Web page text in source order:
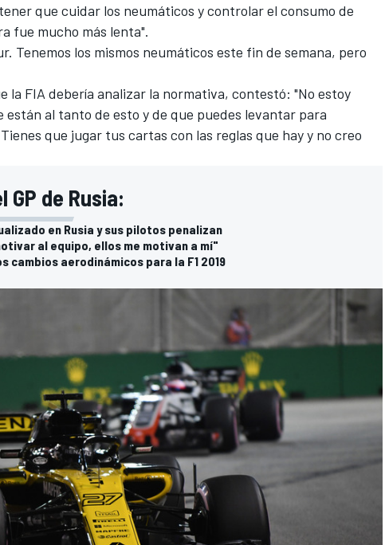
que cuidar los neumáticos y controlar el consumo de
fue mucho más lenta".
Tenemos los mismos neumáticos este fin de semana, pero
la FIA debería analizar la normativa, contestó: "No estoy
están al tanto de esto y de que puedes levantar para
que jugar tus cartas con las reglas que hay y no creo
GP de Rusia:
en Rusia y sus pilotos penalizan
al equipo, ellos me motivan a mí"
cambios aerodinámicos para la F1 2019